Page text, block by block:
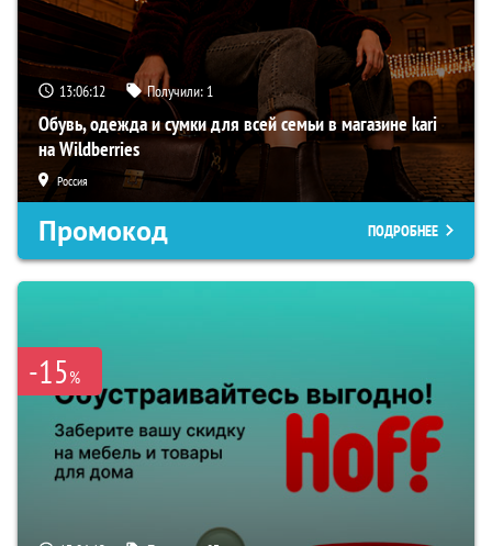
13:06:10 Получили: 1
Обувь, одежда и сумки для всей семьи в магазине kari
на Wildberries
Россия
Промокод ПОДРОБНЕЕ
-15%